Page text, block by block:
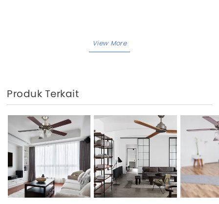
Produk Terkait